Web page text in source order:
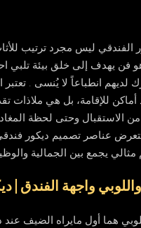
الفندقي ليس مجرد ترتيب
فن يهدف إلى خلق بيئة تلبي
لديهم انطباعاً لا يُنسى . تعتبر
للإقامة، بل هي ملاذات
الاستقبال وحتى لحظة
عناصر تصميم ديكور
يجمع بين الجمالية
واجهة الفندق |
هما أول مايراه الضيف عند